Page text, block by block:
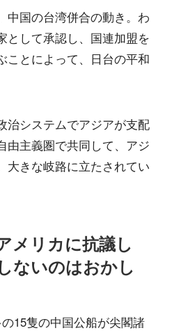
中国の台湾併合の動き。わ
として承認し、国連加盟を
ことによって、日台の平和
治システムでアジアが支配
由主義圏で共同して、アジ
大きな岐路に立たされてい
メリカに抗議し
ないのはおかし
15隻の中国公船が尖閣諸